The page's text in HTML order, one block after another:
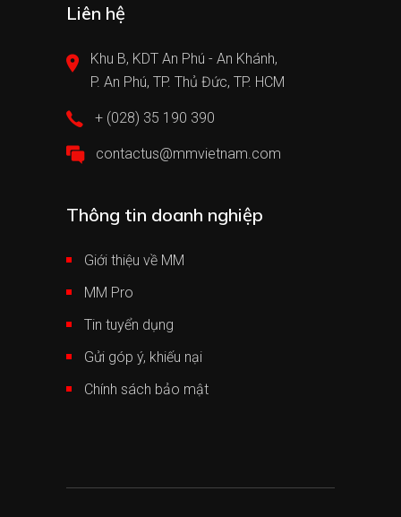
Liên hệ
Khu B, KDT An Phú - An Khánh,
P. An Phú, TP. Thủ Đức, TP. HCM
+ (028) 35 190 390
contactus@mmvietnam.com
Thông tin doanh nghiệp
Giới thiệu về MM
MM Pro
Tin tuyển dụng
Gửi góp ý, khiếu nại
Chính sách bảo mật